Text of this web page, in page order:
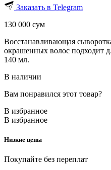
Заказать в Telegram
130 000 сум
Восстанавливающая
окрашенных волос подходит
140 мл.
В наличии
Вам понравился этот товар?
В избранное
В избранное
Низкие цены
Покупайте без переплат